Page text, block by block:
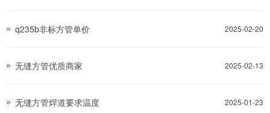
2025-02-20
q235b非标方管单价
2025-02-13
无缝方管优质商家
2025-01-23
无缝方管焊道要求温度